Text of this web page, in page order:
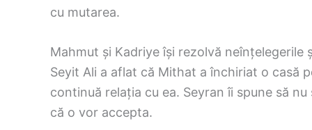
cu mutarea.
Mahmut și Kadriye își rezolvă neînțelegerile
Seyit Ali a aflat că Mithat a închiriat o casă
continuă relația cu ea. Seyran îi spune să
că o vor accepta.